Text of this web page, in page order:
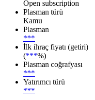
Open subscription
Plasman türü
Kamu
Plasman
***
İlk ihraç fiyatı (getiri)
(***%)
Plasman coğrafyası
***
Yatırımcı türü
***